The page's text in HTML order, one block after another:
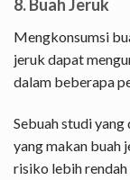
8. Buah Jeruk
Mengkonsumsi
jeruk dapat
dalam beberapa
Sebuah studi
yang makan buah
risiko lebih rendah